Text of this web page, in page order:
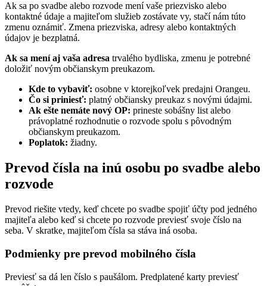
Ak sa po svadbe alebo rozvode mení vaše priezvisko alebo
kontaktné údaje a majiteľom služieb zostávate vy, stačí nám túto
zmenu oznámiť. Zmena priezviska, adresy alebo kontaktných
údajov je bezplatná.
Ak sa mení aj vaša adresa trvalého bydliska, zmenu je potrebné
doložiť novým občianskym preukazom.
Kde to vybaviť: osobne v ktorejkoľvek predajni Orangeu.
Čo si priniesť: platný občiansky preukaz s novými údajmi.
Ak ešte nemáte nový OP: prineste sobášny list alebo
právoplatné rozhodnutie o rozvode spolu s pôvodným
občianskym preukazom.
Poplatok: žiadny.
Prevod čísla na inú osobu po svadbe alebo
rozvode
Prevod riešite vtedy, keď chcete po svadbe spojiť účty pod jedného
majiteľa alebo keď si chcete po rozvode previesť svoje číslo na
seba. V skratke, majiteľom čísla sa stáva iná osoba.
Podmienky pre prevod mobilného čísla
Previesť sa dá len číslo s paušálom. Predplatené karty previesť